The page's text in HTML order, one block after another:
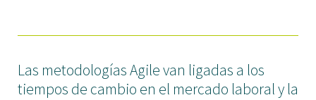
LINKEDIN
Las metodologías Agile van ligadas a los
tiempos de cambio en el mercado laboral y la